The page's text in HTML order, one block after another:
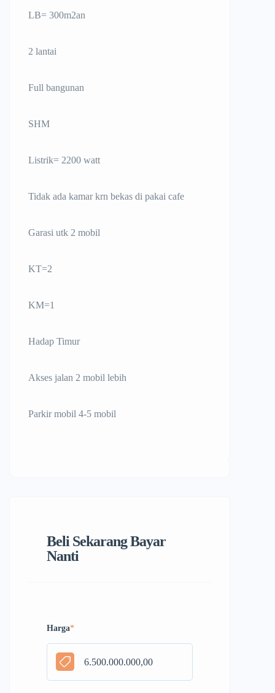
LB= 300m2an
2 lantai
Full bangunan
SHM
Listrik= 2200 watt
Tidak ada kamar krn bekas di pakai cafe
Garasi utk 2 mobil
KT=2
KM=1
Hadap Timur
Akses jalan 2 mobil lebih
Parkir mobil 4-5 mobil
Beli Sekarang Bayar
Nanti
Harga*